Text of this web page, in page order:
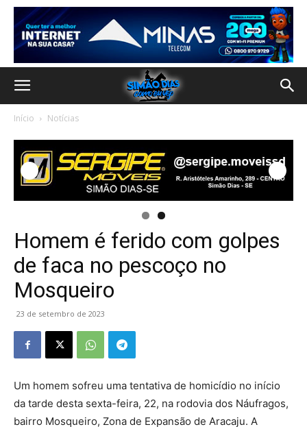
Início Notícias
Homem é ferido com golpes
de faca no pescoço no
Mosqueiro
23 de setembro de 2023
Um homem sofreu uma tentativa de homicídio no início
da tarde desta sexta-feira, 22, na rodovia dos Náufragos,
bairro Mosqueiro, Zona de Expansão de Aracaju. A